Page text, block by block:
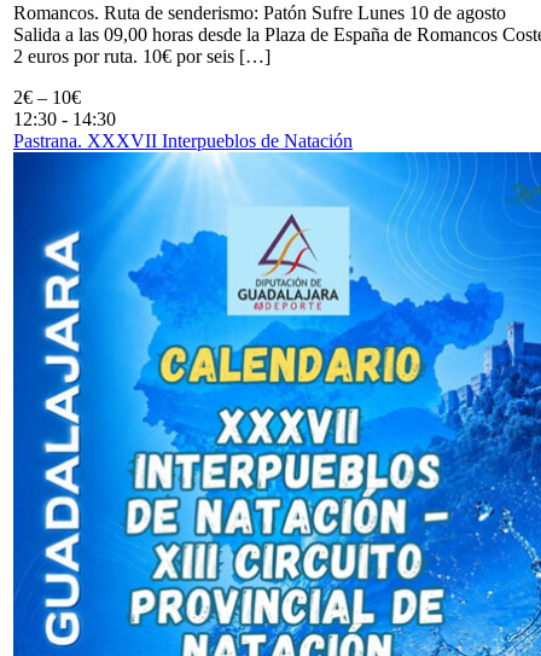
Romancos. Ruta de senderismo: Patón Sufre Lunes 10 de agosto
Salida a las 09,00 horas desde la Plaza de España de Romancos
2 euros por ruta. 10€ por seis […]
2€ – 10€
12:30 - 14:30
Pastrana. XXXVII Interpueblos de Natación